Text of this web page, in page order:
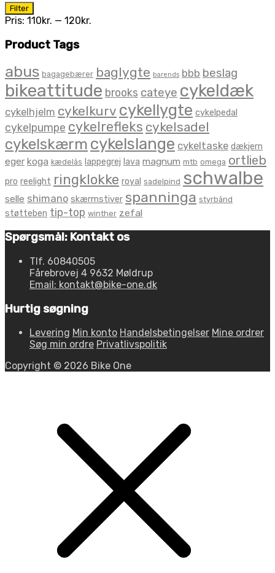
Mindste
pris
Højeste
pris
Filter
Pris: 110kr. — 120kr.
Product Tags
abus bagagebærer baglygte barends bbb beslag
bikeattitude brooks cateye cykeldæk
cykelhjelm cykelkurv cykellygte cykelpedal
cykelpumpe cykelrefleks cykelsadel
cykelskærm cykelslange cykeltaske dækjern
eger koga kædelås lappegrej lava magnum mtb omega ortlieb
pro reelight ringklokke royal sadelpind schwalbe
selle shimano skærmstiver spanninga styrbånd
støtteben tip-top winther zefal
Spørgsmål: Kontakt os
Tlf. 60840505
Fårebrovej 4 9632 Møldrup
Email: kontakt@bike-one.dk
Hurtig søgning
Levering Min konto Handelsbetingelser Mine ordrer
Søg min ordre Privatlivspolitik
Copyright © 2026 Bike One